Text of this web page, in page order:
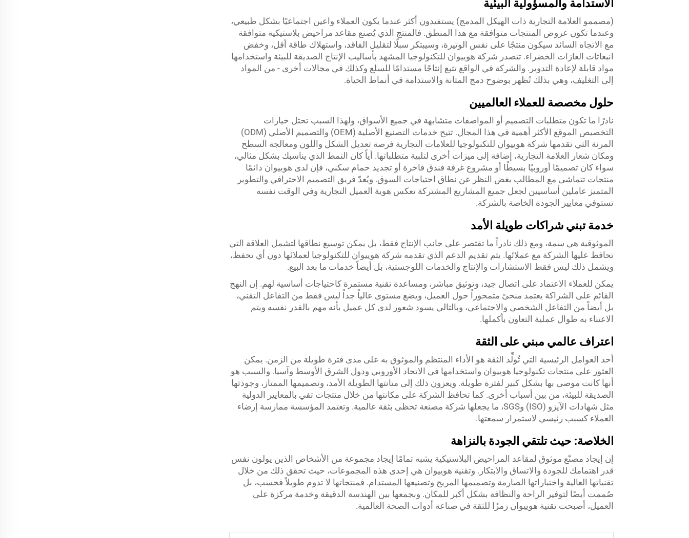
الاستدامة والمسؤولية البيئية
(مصممو العلامة التجارية ذات الهيكل المدمج) يستفيدون أكثر عندما يكون العملاء واعين اجتماعيًا بشكل طبيعي،
وعندما تكون عروض المنتجات متوافقة مع هذا المنطق. فالمنتج الذي يُصنع مقاعد مراحيض بلاستيكية متوافقة
مع الاتجاه السائد سيكون منتجًا على نفس الوتيرة، وسيبتكر سبلًا لتقليل الفاقد، واستهلاك طاقة أقل، وخفض
انبعاثات الغازات الخضراء. تتصدر شركة هوييوان للتكنولوجيا المشهد بأساليب الإنتاج الصديقة للبيئة واستخدامها
مواد قابلة لإعادة التدوير. والشركة في الواقع تتبع إنتاجًا مستدامًا للسلع وكذلك في مجالات أخرى - من المواد
إلى التغليف، وهي بذلك تُظهر بوضوح دمج المتانة والاستدامة في أنماط الحياة.
حلول مخصصة للعملاء العالميين
نادرًا ما تكون متطلبات التصميم أو المواصفات متشابهة في جميع الأسواق، ولهذا السبب تحتل خيارات
التخصيص الموقع الأكثر أهمية في هذا المجال. تتيح خدمات التصنيع الأصلية (OEM) والتصميم الأصلي (ODM)
المرنة التي تقدمها شركة هوييوان للتكنولوجيا للعلامات التجارية فرصة تعديل الشكل واللون ومعالجة السطح
ومكان شعار العلامة التجارية، إضافة إلى ميزات أخرى لتلبية متطلباتها. أياً كان النمط الذي يناسبك بشكل مثالي،
سواء كان تصميمًا أوروبيًا بسيطًا أو مشروع غرفة فندق فاخرة أو تجديد حمام سكني، فإن لدى هوييوان دائمًا
منتجات تتماشى مع المطالب بغض النظر عن نطاق احتياجات السوق. ويُعدّ فريق التصميم الاحترافي والتطوير
المتميز عاملين أساسيين لجعل جميع المشاريع المشتركة تعكس هوية العميل التجارية وفي الوقت نفسه
تستوفي معايير الجودة الخاصة بالشركة.
خدمة تبني شراكات طويلة الأمد
الموثوقية هي سمة، ومع ذلك نادراً ما تقتصر على جانب الإنتاج فقط، بل يمكن توسيع نطاقها لتشمل العلاقة التي
تحافظ عليها الشركة مع عملائها. يتم تقديم الدعم الذي تقدمه شركة هوييوان للتكنولوجيا لعملائها دون أي تحفظ،
ويشمل ذلك ليس فقط الاستشارات والإنتاج والخدمات اللوجستية، بل أيضاً خدمات ما بعد البيع.
يمكن للعملاء الاعتماد على اتصال جيد، وتوثيق مباشر، ومساعدة تقنية مستمرة كاحتياجات أساسية لهم. إن النهج
القائم على الشراكة يعتمد منحىً متمحوراً حول العميل، ويضع مستوى عالياً جداً ليس فقط من التفاعل التقني،
بل أيضاً من التفاعل الشخصي والاجتماعي، وبالتالي يسود شعور لدى كل عميل بأنه مهم بالقدر نفسه ويتم
الاعتناء به طوال عملية التعاون بأكملها.
اعتراف عالمي مبني على الثقة
أحد العوامل الرئيسية التي تُولِّد الثقة هو الأداء المنتظم والموثوق به على مدى فترة طويلة من الزمن. يمكن
العثور على منتجات تكنولوجيا هوييوان واستخدامها في الاتحاد الأوروبي ودول الشرق الأوسط وآسيا. والسبب هو
أنها كانت موصى بها بشكل كبير لفترة طويلة. ويعزون ذلك إلى متانتها الطويلة الأمد، وتصميمها الممتاز، وجودتها
الصديقة للبيئة، من بين أسباب أخرى. كما تحافظ الشركة على مكانتها من خلال منتجات تفي بالمعايير الدولية
مثل شهادات الآيزو (ISO) وSGS، ما يجعلها شركة مصنعة تحظى بثقة عالمية. وتعتمد المؤسسة ممارسة إرضاء
العملاء كسبب رئيسي لاستمرار سمعتها.
الخلاصة: حيث تلتقي الجودة بالنزاهة
إن إيجاد مصنّع موثوق لمقاعد المراحيض البلاستيكية يشبه تمامًا إيجاد مجموعة من الأشخاص الذين يولون نفس
قدر اهتمامك للجودة والاتساق والابتكار. وتقنية هوييوان هي إحدى هذه المجموعات، حيث تحقق ذلك من خلال
تقنياتها العالية واختباراتها الصارمة وتصميمها المريح وتصنيعها المستدام. فمنتجاتها لا تدوم طويلاً فحسب، بل
صُممت أيضًا لتوفير الراحة والنظافة بشكل أكبر للمكان. وبجمعها بين الهندسة الدقيقة وخدمة مركزة على
العميل، أصبحت تقنية هوييوان رمزًا للثقة في صناعة أدوات الصحة العالمية.